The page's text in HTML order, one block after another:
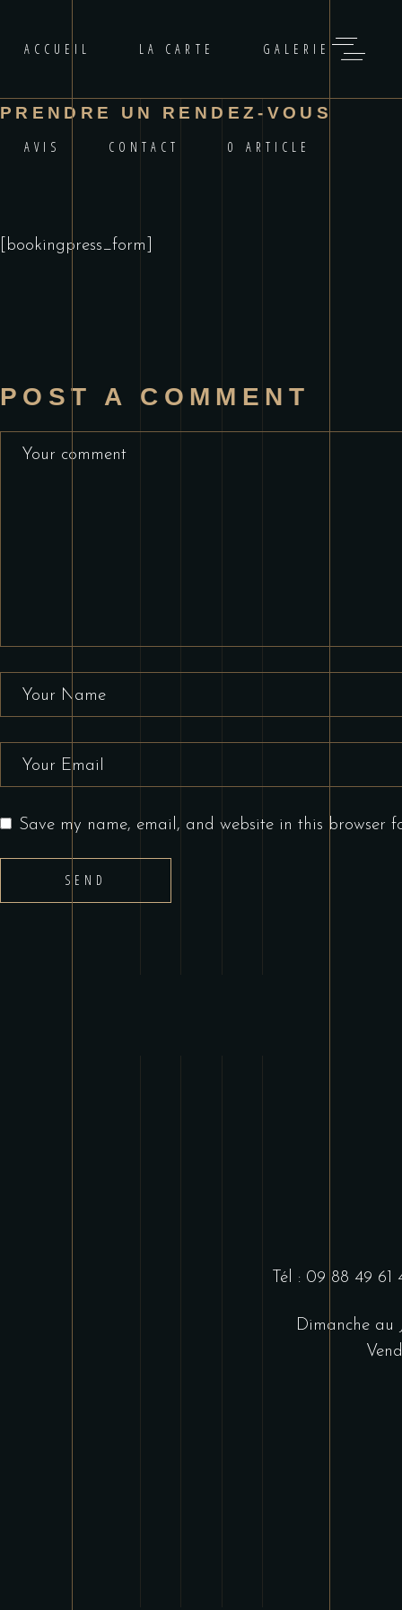
ACCUEIL LA CARTE GALERIE
AVIS CONTACT 0 ARTICLE
PRENDRE UN RENDEZ-VOUS
[bookingpress_form]
POST A COMMENT
Save my name, email, and website in this browser
SEND
Tél : 09 88 49 61
Dimanche au